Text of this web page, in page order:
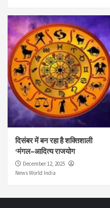
दिसंबर में बन रहा है शक्तिशाली
‘मंगल–आदित्य राजयोग
December 12, 2025
News World India